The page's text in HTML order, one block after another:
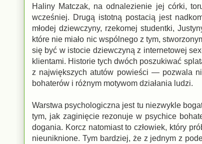
Haliny Matczak, na odnalezienie jej córki,
wcześniej. Drugą istotną postacią jest
młodej dziewczyny, rzekomej studentki,
które nie miało nic wspólnego z tym,
się być w istocie dziewczyną z internetowej
klientami. Historie tych dwóch poszukiwać
z największych atutów powieści — pozwala
bohaterów i różnym motywom działania ludzi.
Warstwa psychologiczna jest tu niezwykle
tym, jak zaginięcie rezonuje w psychice
dogania. Korcz natomiast to człowiek, który
nieuniknione. Tym bardziej, że z jednym z